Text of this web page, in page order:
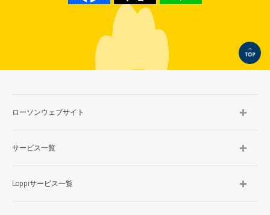
TOP
ローソンウェブサイト
サービス一覧
Loppiサービス一覧